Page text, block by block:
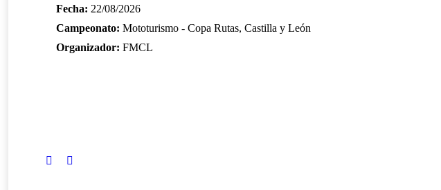
Fecha: 22/08/2026
Campeonato: Mototurismo - Copa Rutas, Castilla y León
Organizador: FMCL